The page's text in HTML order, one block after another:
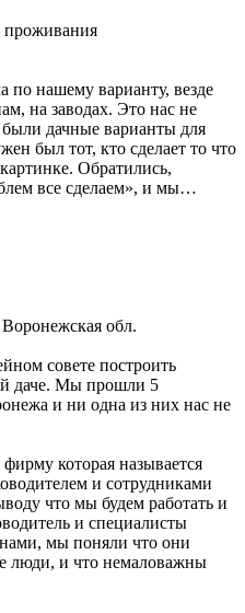
проживания
по нашему варианту, везде
на заводах. Это нас не
были дачные варианты для
был тот, кто сделает то что
Обратились,
все сделаем», и мы…
обл.
совете построить
даче. Мы прошли 5
и ни одна из них нас не
которая называется
и сотрудниками
что мы будем работать и
и специалисты
мы поняли что они
люди, и что немаловажны